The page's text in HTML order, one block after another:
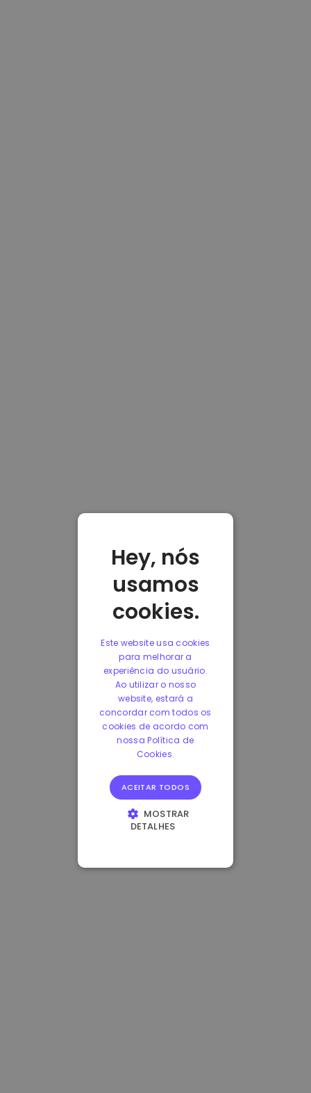
Hey, nós
usamos
cookies.
Este website usa cookies
para melhorar a
experiência do usuário.
Ao utilizar o nosso
website, estará a
concordar com todos os
cookies de acordo com
nossa Política de
Cookies.
ACEITAR TODOS
MOSTRAR
DETALHES